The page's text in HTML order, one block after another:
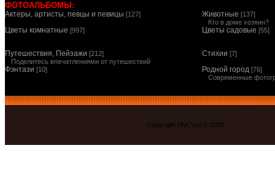
ФОТОАЛЬБОМЫ:
Актеры, артисты, певцы и певицы [127] Животные [137]
Кто в доме хозяин?
Цветы комнатные [997] Цветы садовые [55]
Путешествия, Пейзажи [212]
Поделитесь впечатлениями от путешествий
Стихии [7]
Фэнтази [10] Родной город [76]
Современные
Copyright MyCorp © 2026